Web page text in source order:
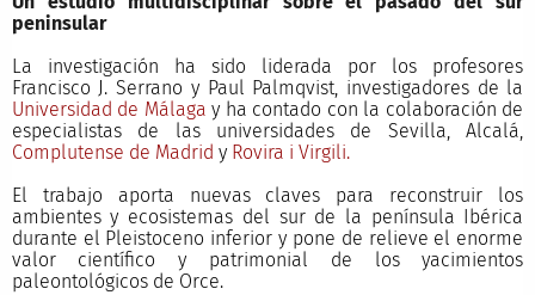
peninsular
La investigación ha sido liderada por los profesores
Francisco J. Serrano y Paul Palmqvist, investigadores de la
Universidad de Málaga y ha contado con la colaboración de
especialistas de las universidades de Sevilla, Alcalá,
Complutense de Madrid y Rovira i Virgili.
El trabajo aporta nuevas claves para reconstruir los
ambientes y ecosistemas del sur de la península Ibérica
durante el Pleistoceno inferior y pone de relieve el enorme
valor científico y patrimonial de los yacimientos
paleontológicos de Orce.